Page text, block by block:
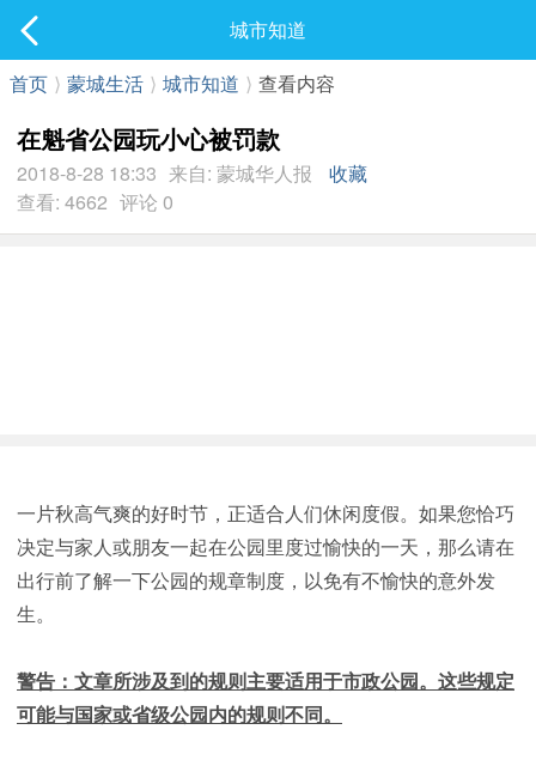
最新发表
城市知道
首页 ⟩ 蒙城生活 ⟩ 城市知道 ⟩ 查看内容
在魁省公园玩小心被罚款
2018-8-28 18:33 来自: 蒙城华人报
收藏
查看: 4662 评论 0
一片秋高气爽的好时节，正适合人们休闲度假。如果您恰巧
决定与家人或朋友一起在公园里度过愉快的一天，那么请在
出行前了解一下公园的规章制度，以免有不愉快的意外发
生。
警告：文章所涉及到的规则主要适用于市政公园。这些规定
可能与国家或省级公园内的规则不同。